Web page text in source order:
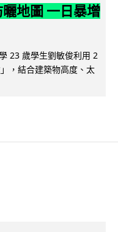
地圖 一日暴增
23 歲學生劉敏俊利用 2
，結合建築物高度、太